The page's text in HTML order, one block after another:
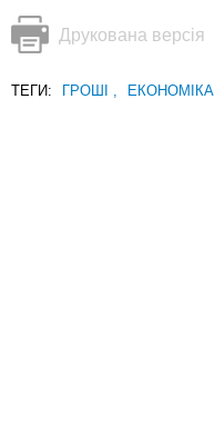
Друкована версія
ТЕГИ: ГРОШІ , ЕКОНОМІКА